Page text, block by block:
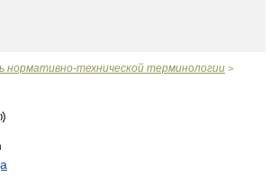
нормативно-технической терминологии >